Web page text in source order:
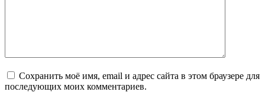
Сохранить моё имя, email и адрес сайта в этом браузере для
последующих моих комментариев.